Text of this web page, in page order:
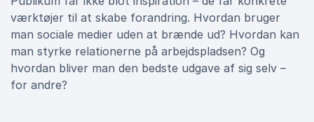
værktøjer til at skabe forandring. Hvordan bruger
man sociale medier uden at brænde ud? Hvordan kan
man styrke relationerne på arbejdspladsen? Og
hvordan bliver man den bedste udgave af sig selv –
for andre?